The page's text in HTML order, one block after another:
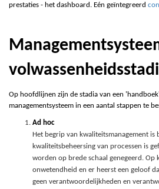
prestaties - het dashboard. Eén geïntegreerd
Op hoofdlijnen zijn de stadia van een
managementsysteem in een aantal stappen te
Ad hoc
Het begrip van kwaliteitsmanagement is
kwaliteitsbeheersing van processen is
worden op brede schaal genegeerd. Op
onwetendheid en er heerst een geloof
geen verantwoordelijkheden en